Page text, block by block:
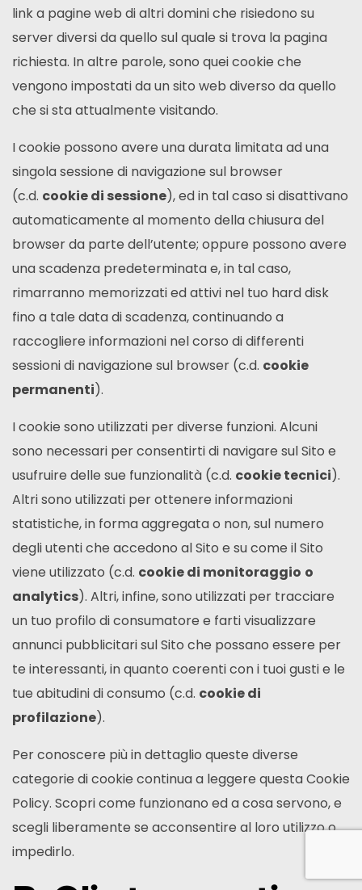
link a pagine web di altri domini che risiedono su
server diversi da quello sul quale si trova la pagina
richiesta. In altre parole, sono quei cookie che
vengono impostati da un sito web diverso da quello
che si sta attualmente visitando.
I cookie possono avere una durata limitata ad una
singola sessione di navigazione sul browser
(c.d. cookie di sessione), ed in tal caso si disattivano
automaticamente al momento della chiusura del
browser da parte dell’utente; oppure possono avere
una scadenza predeterminata e, in tal caso,
rimarranno memorizzati ed attivi nel tuo hard disk
fino a tale data di scadenza, continuando a
raccogliere informazioni nel corso di differenti
sessioni di navigazione sul browser (c.d. cookie
permanenti).
I cookie sono utilizzati per diverse funzioni. Alcuni
sono necessari per consentirti di navigare sul Sito e
usufruire delle sue funzionalità (c.d. cookie tecnici).
Altri sono utilizzati per ottenere informazioni
statistiche, in forma aggregata o non, sul numero
degli utenti che accedono al Sito e su come il Sito
viene utilizzato (c.d. cookie di monitoraggio o
analytics). Altri, infine, sono utilizzati per tracciare
un tuo profilo di consumatore e farti visualizzare
annunci pubblicitari sul Sito che possano essere per
te interessanti, in quanto coerenti con i tuoi gusti e le
tue abitudini di consumo (c.d. cookie di
profilazione).
Per conoscere più in dettaglio queste diverse
categorie di cookie continua a leggere questa Cookie
Policy. Scopri come funzionano ed a cosa servono, e
scegli liberamente se acconsentire al loro utilizzo o
impedirlo.